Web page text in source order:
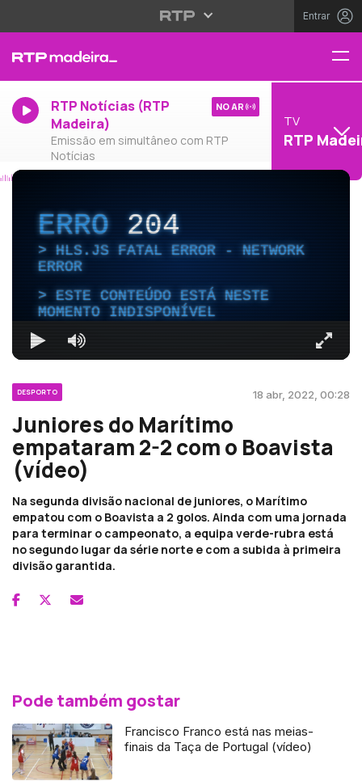
Entrar
RTP Notícias (RTP
Madeira)
Emissão em simultâneo com RTP
Notícias
NO AR
TV
RTP
ERRO204
HLS.JS FATAL ERROR - NETWORK
ERROR
ESTE CONTEÚDO ESTÁ NESTE
MOMENTO INDISPONÍVEL
DESPORTO 18 abr, 2022, 00:28
Juniores do Marítimo
empataram 2-2 com o Boavista
(vídeo)
Na segunda divisão nacional de juniores, o Marítimo
empatou com o Boavista a 2 golos. Ainda com uma jornada
para terminar o campeonato, a equipa verde-rubra está
no segundo lugar da série norte e com a subida à primeira
divisão garantida.
Pode também gostar
Francisco Franco está nas meias-
finais da Taça de Portugal (vídeo)